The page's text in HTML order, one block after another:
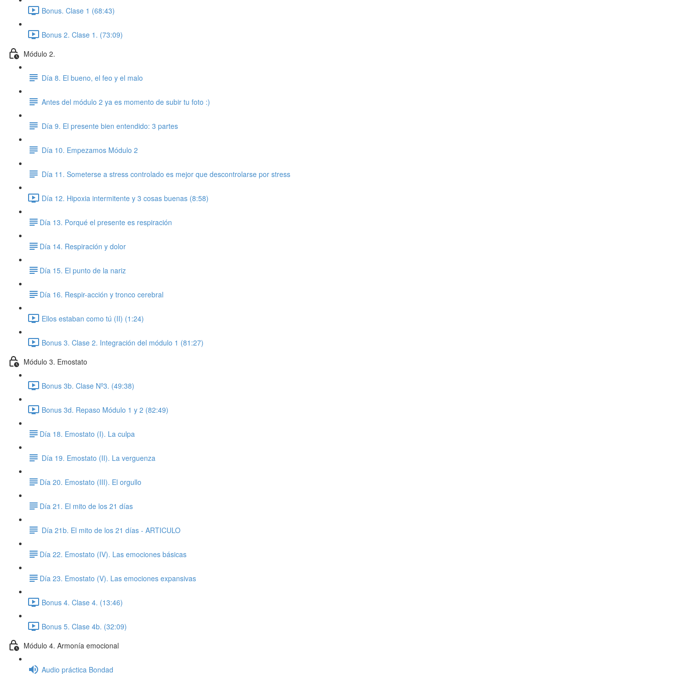
Bonus. Clase 1 (68:43)
Bonus 2. Clase 1. (73:09)
Módulo 2.
Día 8. El bueno, el feo y el malo
Antes del módulo 2 ya es momento de subir tu foto :)
Día 9. El presente bien entendido: 3 partes
Día 10. Empezamos Módulo 2
Día 11. Someterse a stress controlado es mejor que descontrolarse por stress
Día 12. Hipoxia intermitente y 3 cosas buenas (8:58)
​Día 13. Porqué el presente es respiración
​Día 14. Respiración y dolor
​​Día 15. El punto de la nariz
​Día 16. Respir-acción y tronco cerebral
Ellos estaban como tú (II) (1:24)
Bonus 3. Clase 2. Integración del módulo 1 (81:27)
Módulo 3. Emostato
Bonus 3b. Clase Nº3. (49:38)
Bonus 3d. Repaso Módulo 1 y 2 (82:49)
​Día 18. Emostato (I). La culpa
Día 19. Emostato (II). La verguenza
​Día 20. Emostato (III). El orgullo
​Día 21. El mito de los 21 días
Día 21b. El mito de los 21 días - ARTICULO
​Día 22. Emostato (IV). Las emociones básicas
​Día 23. Emostato (V). Las emociones expansivas
Bonus 4. Clase 4. (13:46)
Bonus 5. Clase 4b. (32:09)
Módulo 4. Armonía emocional
Audio práctica Bondad